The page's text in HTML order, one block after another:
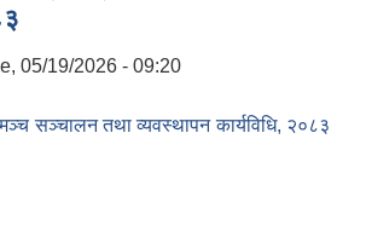
05/19/2026 - 09:20
सञ्चालन तथा व्यवस्थापन कार्यविधि, २०८३